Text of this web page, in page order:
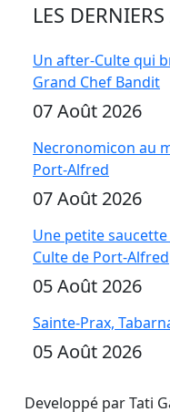
LES
Un after-Culte qui
Grand Chef Bandit
07 Août 2026
Necronomicon au
Port-Alfred
07 Août 2026
Une petite
Culte de Port-Alfred
05 Août 2026
Sainte-Prax,
05 Août 2026
Developpé par Tati